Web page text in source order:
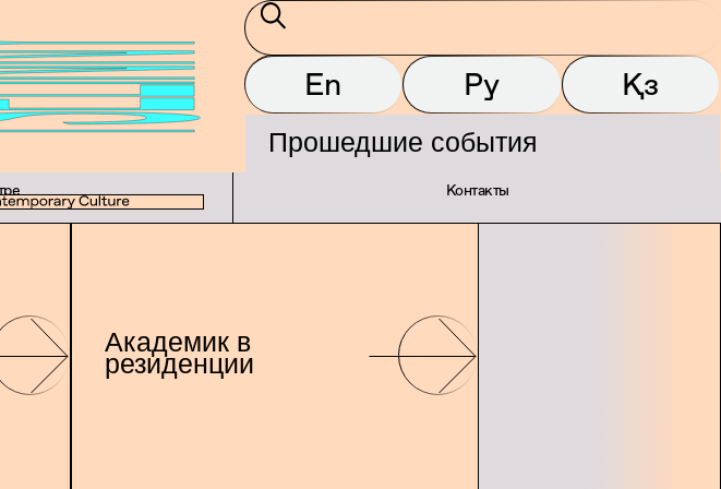
En Ру
Қз
Прошедшие события
Академик в
резиденции
Горизонт
Магазин
Контакты